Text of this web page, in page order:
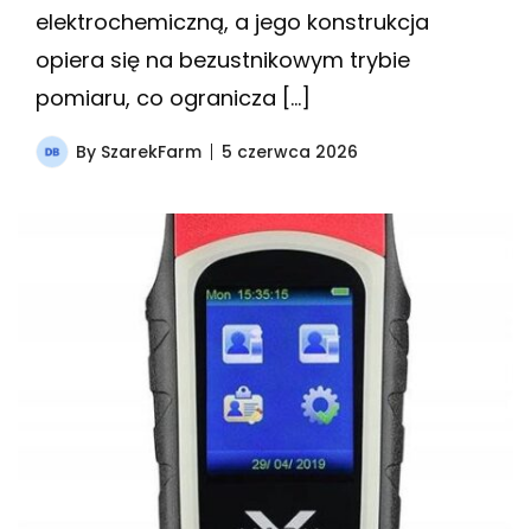
elektrochemiczną, a jego konstrukcja
opiera się na bezustnikowym trybie
pomiaru, co ogranicza […]
By SzarekFarm 5 czerwca 2026